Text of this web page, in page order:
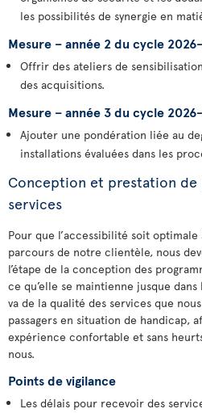
les possibilités de synergie en
Mesure – année 2 du cycle
Offrir des ateliers de
des acquisitions.
Mesure – année 3 du cycle
Ajouter une pondération liée au
installations évaluées dans les
Conception et prestation de
services
Pour que l’accessibilité soit optimale
parcours de notre clientèle, nous
l’étape de la conception des
ce qu’elle se maintienne jusque
va de la qualité des services que
passagers en situation de handicap,
expérience confortable et sans
nous.
Points de vigilance
Les délais pour recevoir des